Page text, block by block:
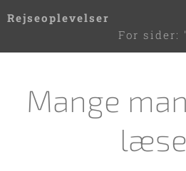
Rejseoplevelser
For sider:
de 3 streger til
Mange